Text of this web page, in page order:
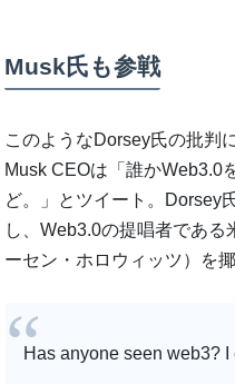
Musk氏も参戦
このようなDorsey氏の批判
Musk CEOは「誰か
ど。」とツイート。Dorsey
し、Web3.0の提唱者である
ーセン・ホロウィッツ）を揶
Has anyone seen web3? I